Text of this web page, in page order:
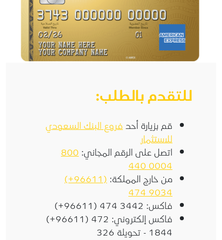
للتقدم بالطلب:
قم بزيارة أحدفروع البنك السعودي
للاستثمار
اتصل على الرقم المجاني:800
440 0004
من خارج المملكة:(+96611)
474 9034
فاكس:(+96611) 474 3442
فاكس إلكتروني:(+96611) 472
1844- تحويلة 326